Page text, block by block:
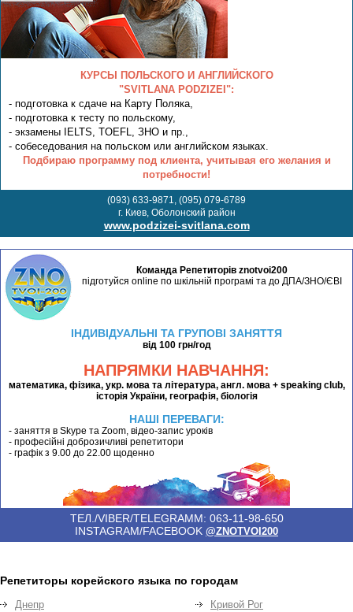
КУРСЫ ПОЛЬСКОГО И АНГЛИЙСКОГО
"SVITLANA PODZIZEI":
- подготовка к сдаче на Карту Поляка,
- подготовка к тесту по польскому,
- экзамены IELTS, TOEFL, ЗНО и пр.,
- собеседования на польском или английском языках.
Подбираю программу под клиента, учитывая его желания и
потребности!
(093) 633-9871, (095) 079-6789
г. Киев, Оболонский район
www.podzizei-svitlana.com
Команда Репетиторів znotvoi200
підготуйся online по шкільній програмі та до ДПА/ЗНО/ЄВІ
ІНДИВІДУАЛЬНІ ТА ГРУПОВІ ЗАНЯТТЯ
від 100 грн/год
НАПРЯМКИ НАВЧАННЯ:
математика, фізика, укр. мова та література, англ. мова + speaking club,
історія України, географія, біологія
НАШІ ПЕРЕВАГИ:
- заняття в Skype та Zoom, відео-запис уроків
- професійні доброзичливі репетитори
- графік з 9.00 до 22.00 щоденно
ТЕЛ./VIBER/TELEGRAMM: 063-11-98-650
INSTAGRAM/FACEBOOK @ZNOTVOI200
Репетиторы корейского языка по городам
Днепр
Кривой Рог